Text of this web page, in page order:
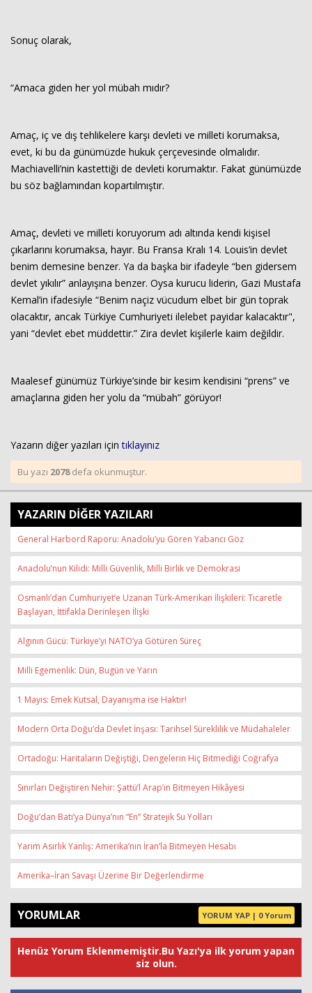
Sonuç olarak,
“Amaca giden her yol mübah mıdır?
Amaç, iç ve dış tehlikelere karşı devleti ve milleti korumaksa,
evet, ki bu da günümüzde hukuk çerçevesinde olmalıdır.
Machiavelli’nin kastettiği de devleti korumaktır. Fakat günümüzde
bu söz bağlamından kopartılmıştır.
Amaç, devleti ve milleti koruyorum adı altında kendi kişisel
çıkarlarını korumaksa, hayır. Bu Fransa Kralı 14. Louis’in devlet
benim demesine benzer. Ya da başka bir ifadeyle “ben gidersem
devlet yıkılır” anlayışına benzer. Oysa kurucu liderin, Gazi Mustafa
Kemal’in ifadesiyle “Benim naçiz vücudum elbet bir gün toprak
olacaktır, ancak Türkiye Cumhuriyeti ilelebet payidar kalacaktır",
yani “devlet ebet müddettir.” Zira devlet kişilerle kaim değildir.
Maalesef günümüz Türkiye’sinde bir kesim kendisini “prens” ve
amaçlarına giden her yolu da “mübah” görüyor!
Yazarın diğer yazıları içintıklayınız
Bu yazı 2078defa okunmuştur.
YAZARIN DİĞER YAZILARI
General Harbord Raporu: Anadolu’yu Gören Yabancı Göz
Anadolu’nun Kilidi: Milli Güvenlik, Milli Birlik ve Demokrasi
Osmanlı’dan Cumhuriyet’e Uzanan Türk-Amerikan İlişkileri: Ticaretle
Başlayan, İttifakla Derinleşen İlişki
Algının Gücü: Türkiye’yi NATO’ya Götüren Süreç
Milli Egemenlik: Dün, Bugün ve Yarın
1 Mayıs: Emek Kutsal, Dayanışma ise Haktır!
Modern Orta Doğu’da Devlet İnşası: Tarihsel Süreklilik ve Müdahaleler
Ortadoğu: Haritaların Değiştiği, Dengelerin Hiç Bitmediği Coğrafya
Sınırları Değiştiren Nehir: Şattü’l Arap’ın Bitmeyen Hikâyesi
Doğu’dan Batı’ya Dünya’nın “En” Stratejik Su Yolları
Yarım Asırlık Yanlış: Amerika’nın İran’la Bitmeyen Hesabı
Amerika–İran Savaşı Üzerine Bir Değerlendirme
YORUMLAR YORUM YAP | 0 Yorum
Henüz Yorum Eklenmemiştir.Bu Yazı'ya ilk yorum yapan
siz olun.